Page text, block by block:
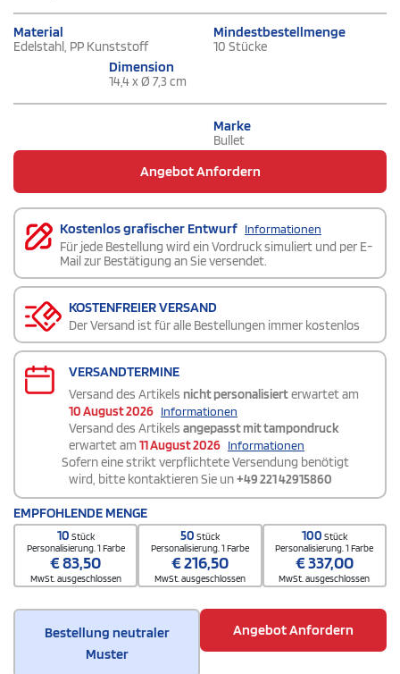
Material
Edelstahl, PP Kunststoff
Mindestbestellmenge
10 Stücke
Dimension
14,4 x Ø 7,3 cm
Marke
Bullet
Angebot Anfordern
Kostenlos grafischer Entwurf Informationen
Für jede Bestellung wird ein Vordruck simuliert und per E-
Mail zur Bestätigung an Sie versendet.
KOSTENFREIER VERSAND
Der Versand ist für alle Bestellungen immer kostenlos
VERSANDTERMINE
Versand des Artikels nicht personalisierterwartet am
10 August 2026 Informationen
Versand des Artikels angepasst mit tampondruck
erwartet am 11 August 2026 Informationen
Sofern eine strikt verpflichtete Versendung benötigt
wird, bitte kontaktieren Sie un+49 221 42915860
EMPFOHLENDE MENGE
10 Stück
Personalisierung. 1 Farbe
€83,50
MwSt. ausgeschlossen
50 Stück
Personalisierung. 1 Farbe
€216,50
MwSt. ausgeschlossen
100 Stück
Personalisierung. 1 Farbe
€337,00
MwSt. ausgeschlossen
Bestellung neutraler
Muster
Angebot Anfordern